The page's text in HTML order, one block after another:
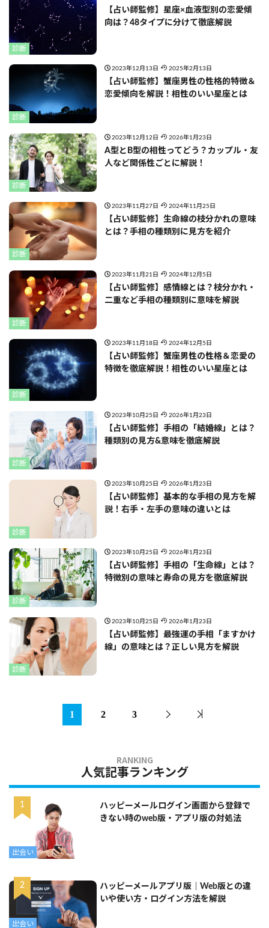
診断
【占い師監修】星座×血液型別の恋愛傾
向は？48タイプに分けて徹底解説
診断
2023年12月13日 2025年2月13日
【占い師監修】蟹座男性の性格的特徴＆
恋愛傾向を解説！相性のいい星座とは
診断
2023年12月12日 2026年1月23日
A型とB型の相性ってどう？カップル・友
人など関係性ごとに解説！
診断
2023年11月27日 2024年11月25日
【占い師監修】生命線の枝分かれの意味
とは？手相の種類別に見方を紹介
診断
2023年11月21日 2024年12月5日
【占い師監修】感情線とは？枝分かれ・
二重など手相の種類別に意味を解説
診断
2023年11月18日 2024年12月5日
【占い師監修】蟹座男性の性格＆恋愛の
特徴を徹底解説！相性のいい星座とは
診断
2023年10月25日 2026年1月23日
【占い師監修】手相の「結婚線」とは？
種類別の見方&意味を徹底解説
診断
2023年10月25日 2026年1月23日
【占い師監修】基本的な手相の見方を解
説！右手・左手の意味の違いとは
診断
2023年10月25日 2026年1月23日
【占い師監修】手相の「生命線」とは？
特徴別の意味と寿命の見方を徹底解説
診断
2023年10月25日 2026年1月23日
【占い師監修】最強運の手相「ますかけ
線」の意味とは？正しい見方を解説
1 2 3
人気記事ランキング
出会い
ハッピーメールログイン画面から登録で
きない時のweb版・アプリ版の対処法
出会い
ハッピーメールアプリ版｜Web版との違
いや使い方・ログイン方法を解説